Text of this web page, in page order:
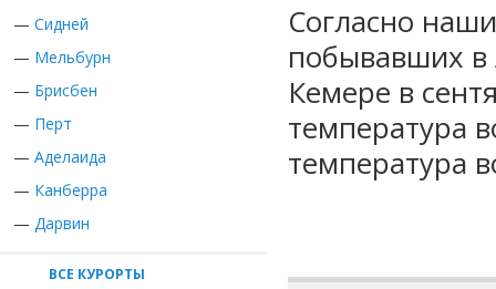
— Сидней
— Мельбурн
— Брисбен
— Перт
— Аделаида
— Канберра
— Дарвин
ВСЕ КУРОРТЫ
Согласно
побывавших в
Кемере в
температура
температура